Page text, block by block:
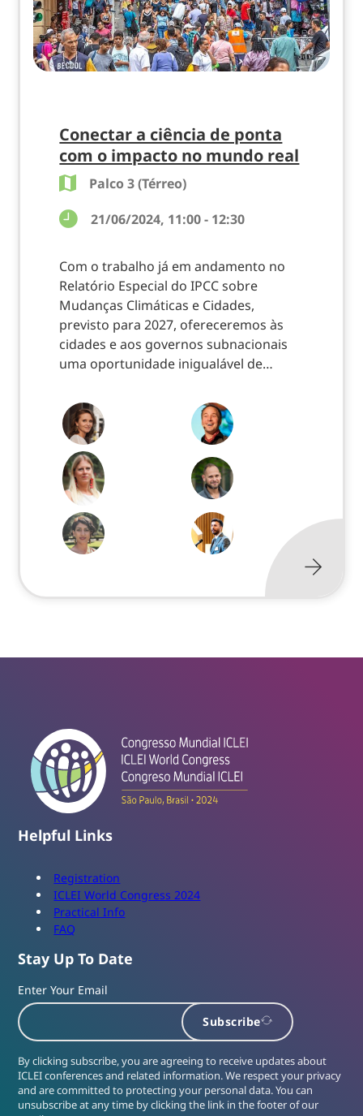
Conectar a ciência de ponta
com o impacto no mundo real
Palco 3 (Térreo)
21/06/2024, 11:00 - 12:30
Com o trabalho já em andamento no
Relatório Especial do IPCC sobre
Mudanças Climáticas e Cidades,
previsto para 2027, ofereceremos às
cidades e aos governos subnacionais
uma oportunidade inigualável de…
Helpful Links
Registration
ICLEI World Congress 2024
Practical Info
FAQ
Stay Up To Date
Enter Your Email
Subscribe
By clicking subscribe, you are agreeing to receive updates about
ICLEI conferences and related information. We respect your privacy
and are committed to protecting your personal data. You can
unsubscribe at any time by clicking the link in the footer of our